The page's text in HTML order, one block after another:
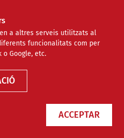
a altres serveis utilitzats al
funcionalitats com per
o Google, etc.
ACCEPTAR
a dret